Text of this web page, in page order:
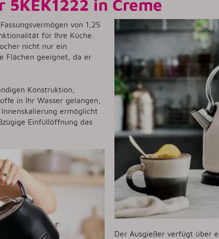
in Creme
von 1,25
für Ihre Küche.
nicht nur ein
Flächen geeignet, da er
Konstruktion,
in Ihr Wasser gelangen,
ermöglicht
Einfüllöffnung das
Der Ausgießer verfügt über